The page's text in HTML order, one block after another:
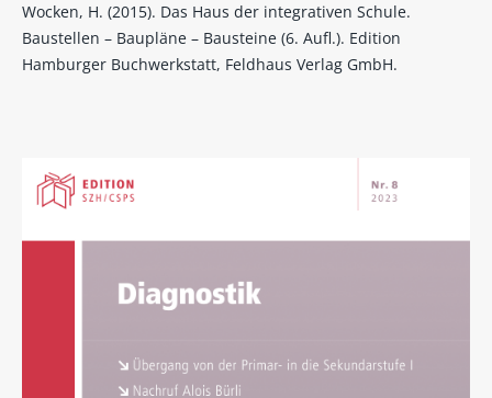
Wocken, H. (2015). Das Haus der integrativen Schule.
Baustellen – Baupläne – Bausteine (6. Aufl.). Edition
Hamburger Buchwerkstatt, Feldhaus Verlag GmbH.